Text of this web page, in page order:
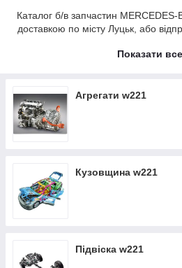
Каталог б/в запчастин
доставкою по місту Луцьк, або
але заявку на покупку б/у
України вже більше 10-ти
накопичилося багато знань і
наші менеджери із задоволенням
і покупкою потрібної б/в
Показати все
Агрегати w221
Кузовщина w221
Підвіска w221